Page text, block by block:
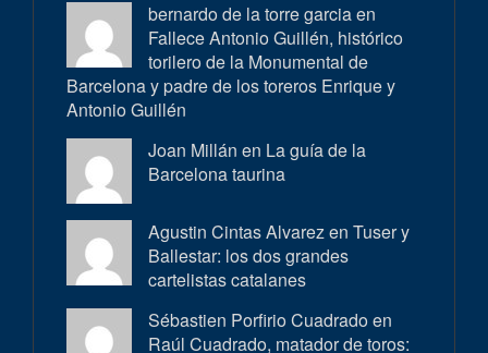
bernardo de la torre garcia en
Fallece Antonio Guillén, histórico
torilero de la Monumental de
Barcelona y padre de los toreros Enrique y
Antonio Guillén
Joan Millán en La guía de la
Barcelona taurina
Agustin Cintas Alvarez en Tuser y
Ballestar: los dos grandes
cartelistas catalanes
Sébastien Porfirio Cuadrado en
Raúl Cuadrado, matador de toros: